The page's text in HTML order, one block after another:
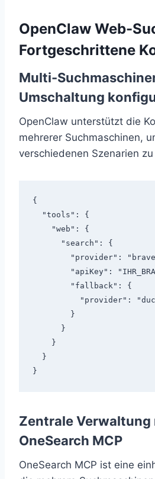
OpenClaw Web-
Fortgeschrittene
Multi-
Umschaltung
OpenClaw unterstützt die
mehrerer Suchmaschinen,
verschiedenen Szenarien
{
Zentrale Verwaltung
OneSearch MCP
OneSearch MCP ist eine